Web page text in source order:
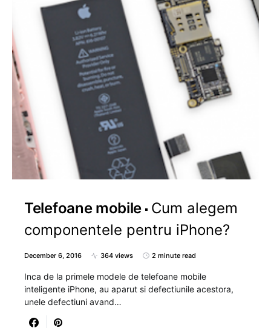
Telefoane mobile Cum alegem
componentele pentru iPhone?
December 6, 2016 364 views 2 minute read
Inca de la primele modele de telefoane mobile
inteligente iPhone, au aparut si defectiunile acestora,
unele defectiuni avand…